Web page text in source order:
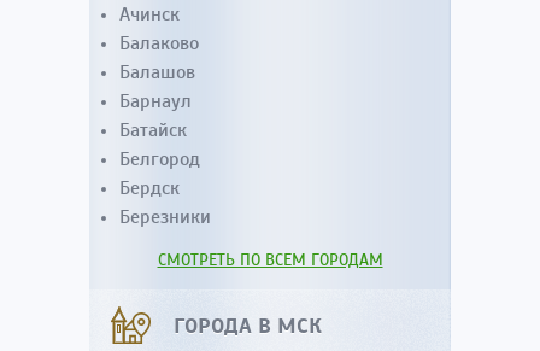
Ачинск
Балаково
Балашов
Барнаул
Батайск
Белгород
Бердск
Березники
СМОТРЕТЬ ПО ВСЕМ ГОРОДАМ
ГОРОДА В МСК